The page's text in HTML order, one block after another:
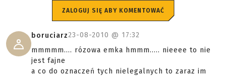
ZALOGUJ SIĘ ABY KOMENTOWAĆ
boruciarz23-08-2010 @ 17:32
mmmmm.... rózowa emka hmmm..... nieeee to nie
jest fajne
a co do oznaczeń tych nielegalnych to zaraz im